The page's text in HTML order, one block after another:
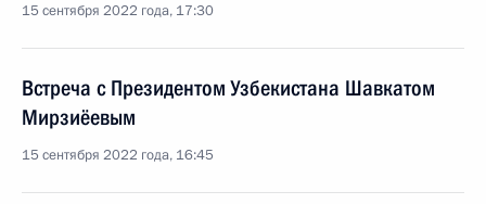
15 сентября 2022 года, 17:30
Встреча с Президентом Узбекистана Шавкатом
Мирзиёевым
15 сентября 2022 года, 16:45